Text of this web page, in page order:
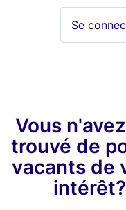
Se
Vous
trouvé de
vacants de
intérêt?